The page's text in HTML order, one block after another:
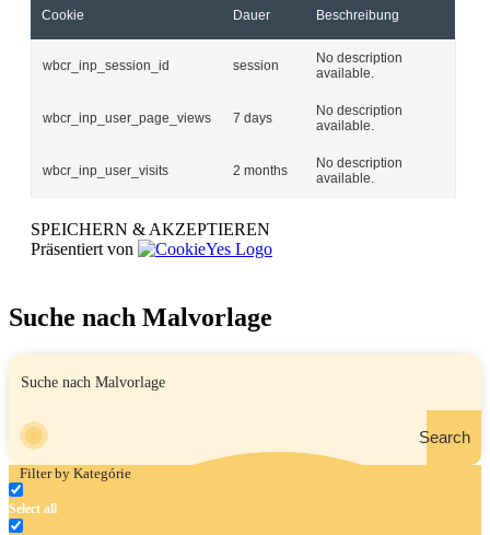
Cookie Dauer Beschreibung
wbcr_inp_session_id session
No description
available.
wbcr_inp_user_page_views 7 days
No description
available.
wbcr_inp_user_visits 2 months
No description
available.
SPEICHERN & AKZEPTIEREN
Präsentiert von
Suche nach Malvorlage
Search
Filter by Kategórie
Select all